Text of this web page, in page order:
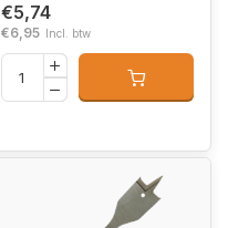
€5,74
€6,95 Incl. btw